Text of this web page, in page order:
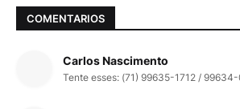
COMENTARIOS
Carlos Nascimento
Tente esses: (71) 99635-1712 / 99634-